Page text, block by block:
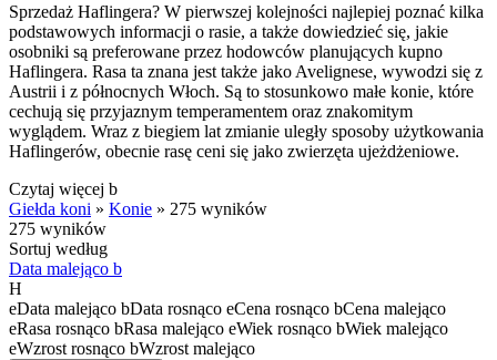
Sprzedaż Haflingera? W pierwszej kolejności najlepiej poznać kilka
podstawowych informacji o rasie, a także dowiedzieć się, jakie
osobniki są preferowane przez hodowców planujących kupno
Haflingera. Rasa ta znana jest także jako Avelignese, wywodzi się z
Austrii i z północnych Włoch. Są to stosunkowo małe konie, które
cechują się przyjaznym temperamentem oraz znakomitym
wyglądem. Wraz z biegiem lat zmianie uległy sposoby użytkowania
Haflingerów, obecnie rasę ceni się jako zwierzęta ujeżdżeniowe.
Czytaj więcej b
Giełda koni » Konie » 275 wyników
275 wyników
Sortuj według
Data malejąco b
H
eData malejąco bData rosnąco eCena rosnąco bCena malejąco
eRasa rosnąco bRasa malejąco eWiek rosnąco bWiek malejąco
eWzrost rosnąco bWzrost malejąco